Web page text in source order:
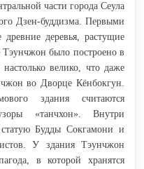
части города Сеула
Дзен-буддизма. Первыми
древние деревья, растущие
Тэунчжон было построено в
велико, что даже
во Дворце Кёнбокгун.
здания считаются
«танчхон». Внутри
Будды Сокгамони и
У здания Тэунчжон
в которой хранятся